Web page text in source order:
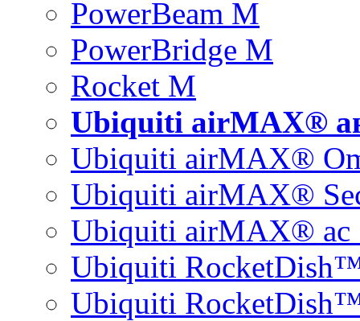
PowerBeam M
PowerBridge M
Rocket M
Ubiquiti airMAX®
Ubiquiti airMAX®
Ubiquiti airMAX®
Ubiquiti airMAX® ac
Ubiquiti
Ubiquiti